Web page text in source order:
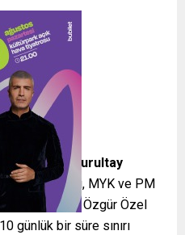
Süreç
olağanüstü kurultay
MYK ve PM
olacak. Özgür Özel
günlük bir süre sınırı